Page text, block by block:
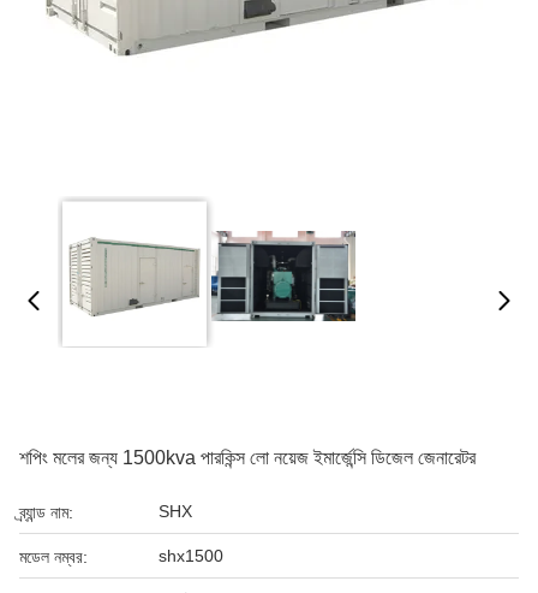
শপিং মলের জন্য 1500kva পারকিন্স লো নয়েজ ইমার্জেন্সি ডিজেল জেনারেটর
ব্র্যান্ড নাম: SHX
মডেল নম্বর: shx1500